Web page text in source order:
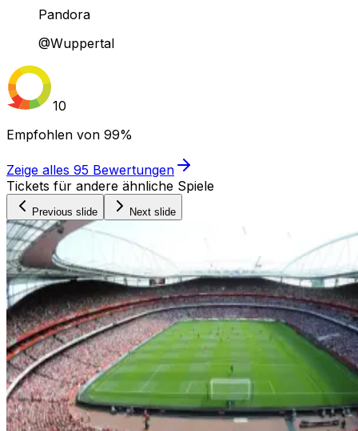
Pandora
@Wuppertal
10
Empfohlen von 99%
Zeige alles 95 Bewertungen
Tickets für andere ähnliche Spiele
Previous slide Next slide